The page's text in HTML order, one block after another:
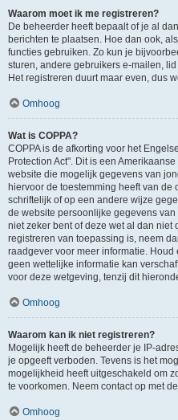
Waarom moet ik me registreren?
De beheerder heeft bepaalt of je al
berichten te plaatsen. Hoe dan ook,
functies gebruiken. Zo kun je
sturen, andere gebruikers e-mailen,
Het registreren duurt maar even, dus
Omhoog
Wat is COPPA?
COPPA is de afkorting voor het
Protection Act". Dit is een
website die mogelijk gegevens van
hiervoor de toestemming heeft van de
schriftelijk of op een andere wijze
de website persoonlijke gegevens
niet zeker bent of deze wet al dan niet
registreren van toepassing is, neem
raadgever voor meer informatie.
geen wettelijke informatie kan
voor deze wetgeving, tenzij dit
Omhoog
Waarom kan ik niet registreren?
Mogelijk heeft de beheerder je IP-
je opgeeft verboden. Tevens is het
mogelijkheid heeft uitgeschakeld om
te voorkomen. Neem contact op met
Omhoog